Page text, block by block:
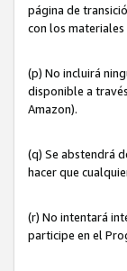
página de
con los materiales
(p) No incluirá
disponible a
Amazon).
(q) Se abstendrá
hacer que
(r) No intentará
participe en el